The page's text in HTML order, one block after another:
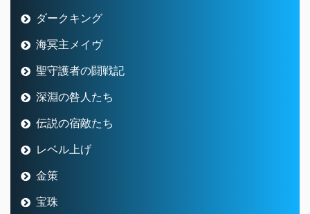
ダークキング
海冥主メイヴ
聖守護者の闘戦記
深淵の咎人たち
伝説の宿敵たち
レベル上げ
金策
宝珠